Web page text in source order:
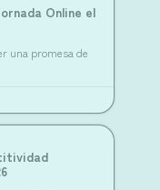
Online el
una promesa de